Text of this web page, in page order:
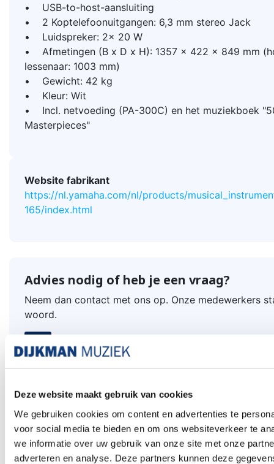
Deze website maakt gebruik van cookies
We gebruiken cookies om content en advertenties te
voor social media te bieden en om ons websiteverkeer te
we informatie over uw gebruik van onze site met onze
adverteren en analyse. Deze partners kunnen deze
• USB-to-host-aansluiting
• 2 Koptelefoonuitgangen: 6,3 mm stereo Jack
• Luidspreker: 2x 20 W
• Afmetingen (B x D x H): 1357 x 422 x 849 mm
lessenaar: 1003 mm)
• Gewicht: 42 kg
• Kleur: Wit
• Incl. netvoeding (PA-300C) en het muziekboek
Masterpieces"
Website fabrikant
https://nl.yamaha.com/nl/products/
165/index.html
Advies nodig of heb je een vraag?
Neem dan contact met ons op. Onze medewerkers
woord.
call 020 - 626 56 11